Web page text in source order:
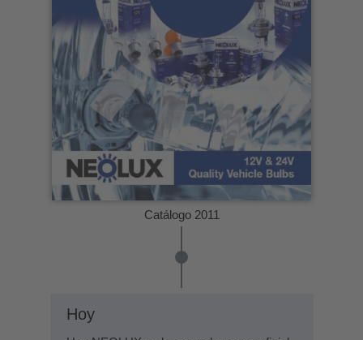
Catálogo 2011
Hoy